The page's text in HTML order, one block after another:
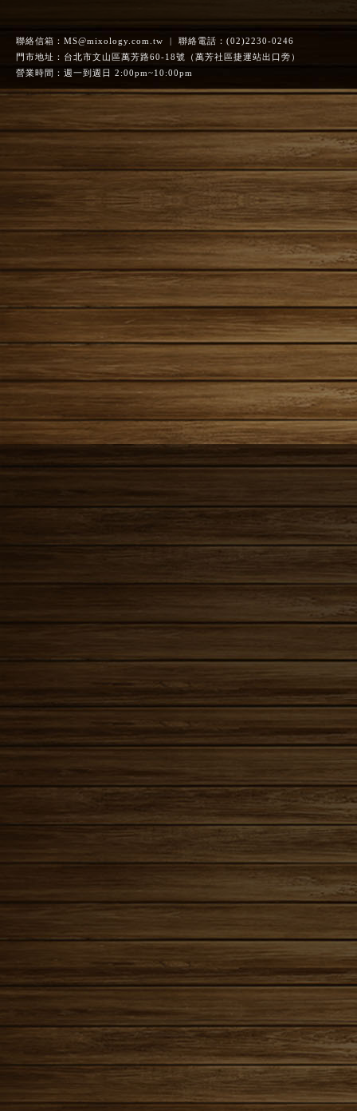
聯絡信箱： MS@mixology.com.tw | 聯絡電話：(02)2230-0246
門市地址：台北市文山區萬芳路60-18號（萬芳社區捷運站出口旁）
營業時間：週一到週日 2:00pm~10:00pm